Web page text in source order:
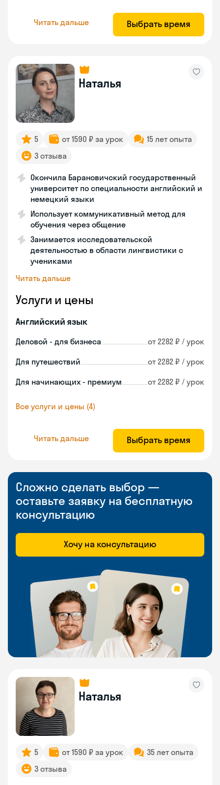
Читать дальше Выбрать время
Наталья
5 от 1590 ₽ за урок
15 лет опыта
3 отзыва
Окончила Барановичский государственный
университет по специальности английский и
немецкий языки
Использует коммуникативный метод для
обучения через общение
Занимается исследовательской
деятельностью в области лингвистики с
учениками
Читать дальше
Услуги и цены
Английский язык
Деловой - для бизнеса от 2282 ₽ / урок
Для путешествий от 2282 ₽ / урок
Для начинающих - премиум от 2282 ₽ / урок
Все услуги и цены (4)
Читать дальше Выбрать время
Сложно сделать выбор —
оставьте заявку на бесплатную
консультацию
Хочу на консультацию
Наталья
5 от 1590 ₽ за урок
35 лет опыта
3 отзыва